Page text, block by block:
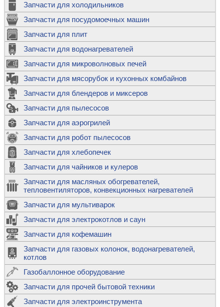
Запчасти для холодильников
Запчасти для посудомоечных машин
Запчасти для плит
Запчасти для водонагревателей
Запчасти для микроволновых печей
Запчасти для мясорубок и кухонных комбайнов
Запчасти для блендеров и миксеров
Запчасти для пылесосов
Запчасти для аэрогрилей
Запчасти для робот пылесосов
Запчасти для хлебопечек
Запчасти для чайников и кулеров
Запчасти для масляных обогревателей,
тепловентиляторов, конвекционных нагревателей
Запчасти для мультиварок
Запчасти для электрокотлов и саун
Запчасти для кофемашин
Запчасти для газовых колонок, водонагревателей,
котлов
Газобаллонное оборудование
Запчасти для прочей бытовой техники
Запчасти для электроинструмента